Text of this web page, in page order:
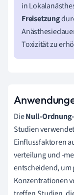
in
Freisetzung
Toxizität zu
DieNull-
Studien
Einflussfaktoren
verteilung und -
entscheidend, um
Konzentrationen